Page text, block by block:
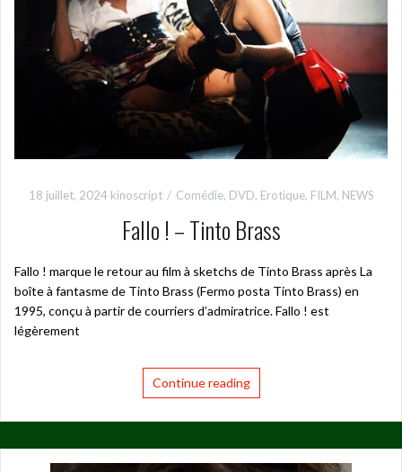
18 juillet, 2024 kinoscript Comédie, DVD, Erotique, FILM, NEWS
Fallo ! – Tinto Brass
Fallo ! marque le retour au film à sketchs de Tinto Brass après La
boîte à fantasme de Tinto Brass (Fermo posta Tinto Brass) en
1995, conçu à partir de courriers d’admiratrice. Fallo ! est
légèrement
Continue reading